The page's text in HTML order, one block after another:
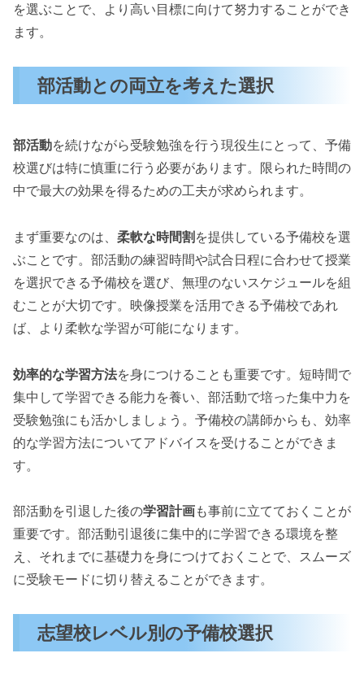
を選ぶことで、より高い目標に向けて努力することができ
ます。
部活動との両立を考えた選択
部活動を続けながら受験勉強を行う現役生にとって、予備
校選びは特に慎重に行う必要があります。限られた時間の
中で最大の効果を得るための工夫が求められます。
まず重要なのは、 柔軟な時間割を提供している予備校を選
ぶことです。部活動の練習時間や試合日程に合わせて授業
を選択できる予備校を選び、無理のないスケジュールを組
むことが大切です。映像授業を活用できる予備校であれ
ば、より柔軟な学習が可能になります。
効率的な学習方法を身につけることも重要です。短時間で
集中して学習できる能力を養い、部活動で培った集中力を
受験勉強にも活かしましょう。予備校の講師からも、効率
的な学習方法についてアドバイスを受けることができま
す。
部活動を引退した後の学習計画も事前に立てておくことが
重要です。部活動引退後に集中的に学習できる環境を整
え、それまでに基礎力を身につけておくことで、スムーズ
に受験モードに切り替えることができます。
志望校レベル別の予備校選択